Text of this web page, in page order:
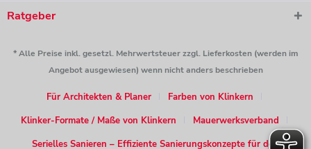
Ratgeber
* Alle Preise inkl. gesetzl. Mehrwertsteuer zzgl. Lieferkosten (werden im
Angebot ausgewiesen) wenn nicht anders beschrieben
Für Architekten & Planer
Farben von Klinkern
Klinker-Formate / Maße von Klinkern
Mauerwerksverband
Serielles Sanieren – Effiziente Sanierungskonzepte für den